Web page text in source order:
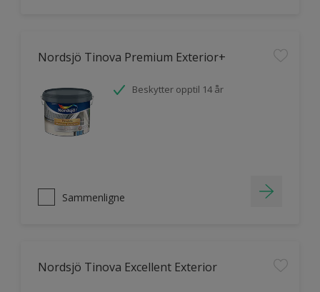
Nordsjö Tinova Premium Exterior+
Beskytter opptil 14 år
Sammenligne
Nordsjö Tinova Excellent Exterior